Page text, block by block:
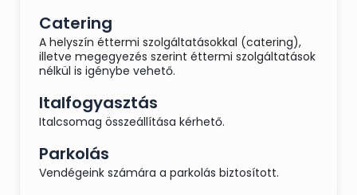
Catering
A helyszín éttermi szolgáltatásokkal (catering),
illetve megegyezés szerint éttermi szolgáltatások
nélkül is igénybe vehető.
Italfogyasztás
Italcsomag összeállítása kérhető.
Parkolás
Vendégeink számára a parkolás biztosított.